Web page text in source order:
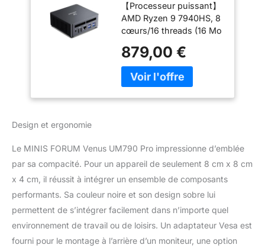
9 7940HS jusqu'à
5,2 GHz 32 Go
DDR5 1 to SSD avec
AMD Radeon 780M,
4X USB3.2, 2X
USB4, 2X HDMI 2.1,
2X PCIe4.0,Wi-FI
6E/BT5.3,RJ45 2,5G
【Processeur puissant】
AMD Ryzen 9 7940HS, 8
cœurs/16 threads (16 Mo
d'horloge jusqu'à 5,2
GHz), fabriqué selon le
processus 4 nanomètres
fournit une prise en
charge efficace et
économe en énergie
pour diverses
applications IA sans
affecter les performances
du CPU et du GPU.
【DDR5 et PCIe4.0 x 2】
879,00 €
Design et ergonomie
Le MINIS FORUM Venus UM790 Pro impressionne d’emblée
par sa compacité. Pour un appareil de seulement 8 cm x 8 cm
x 4 cm, il réussit à intégrer un ensemble de composants
performants. Sa couleur noire et son design sobre lui
permettent de s’intégrer facilement dans n’importe quel
environnement de travail ou de loisirs. Un adaptateur Vesa est
fourni pour le montage à l’arrière d’un moniteur, une option